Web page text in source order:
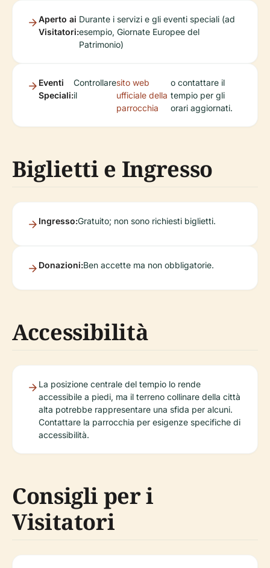
Aperto ai
Visitatori:
Durante i servizi e gli eventi speciali (ad
esempio, Giornate Europee del
Patrimonio)
Eventi
Speciali:
Controllare
il
sito web
ufficiale della
parrocchia
o contattare il
tempio per gli
orari aggiornati.
Biglietti e Ingresso
Ingresso:Gratuito; non sono richiesti biglietti.
Donazioni:Ben accette ma non obbligatorie.
Accessibilità
La posizione centrale del tempio lo rende
accessibile a piedi, ma il terreno collinare della città
alta potrebbe rappresentare una sfida per alcuni.
Contattare la parrocchia per esigenze specifiche di
accessibilità.
Consigli per i
Visitatori